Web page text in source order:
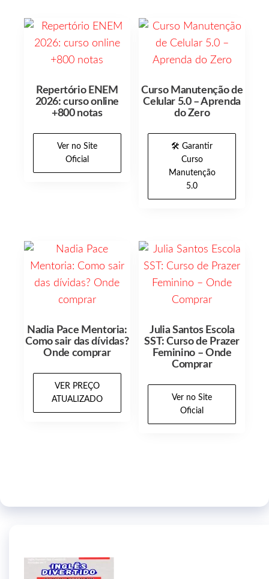
Repertório ENEM
2026: curso online
+800 notas
Ver no Site
Oficial
Curso Manutenção de
Celular 5.0 – Aprenda
do Zero
🛠️ Garantir
Curso
Manutenção
5.0
Nadia Pace Mentoria:
Como sair das dívidas?
Onde comprar
VER PREÇO
ATUALIZADO
Julia Santos Escola
SST: Curso de Prazer
Feminino – Onde
Comprar
Ver no Site
Oficial